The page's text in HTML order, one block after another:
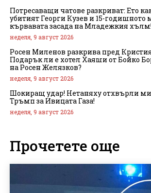
Потресаващи чатове разкриват: Ето
убитият Георги Кузев и 15-
кървавата засада на Младежкия хълм!
неделя, 9 август 2026
Росен Миленов разкрива пред
Подарък ли е хотел Хаяши от Бойко
на Росен Желязков?
неделя, 9 август 2026
Шокиращ удар! Нетаняху отхвърли
Тръмп за Ивицата Газа!
неделя, 9 август 2026
Прочетете още